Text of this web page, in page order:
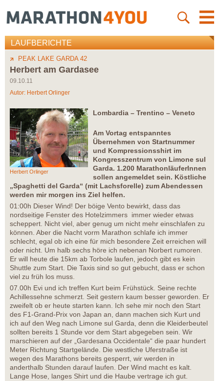
LAUFBERICHTE
PEAK LAKE GARDA 42
Herbert am Gardasee
09.10.11
Autor: Herbert Orlinger
Herbert Orlinger
Lombardia – Trentino – Veneto
Am Vortag entspanntes
Übernehmen von Startnummer
und Kompressionsshirt im
Kongresszentrum von Limone sul
Garda. 1.200 MarathonläuferInnen
sollen angemeldet sein. Köstliche
„Spaghetti del Garda“ (mit Lachsforelle) zum Abendessen
werden mir morgen ins Ziel helfen.
01:00h Dieser Wind! Der böige Vento bewirkt, dass das
nordseitige Fenster des Hotelzimmers immer wieder etwas
scheppert. Nicht viel, aber genug um nicht mehr einschlafen zu
können. Aber die Nacht vorm Marathon schlafe ich immer
schlecht, egal ob ich eine für mich besondere Zeit erreichen will
oder nicht. Um halb sechs höre ich nebenan Norbert rumoren.
Er will heute die 15km ab Torbole laufen, jedoch gibt es kein
Shuttle zum Start. Die Taxis sind so gut gebucht, dass er schon
viel zu früh los muss.
07.00h Evi und ich treffen Kurt beim Frühstück. Seine rechte
Achillessehne schmerzt. Seit gestern kaum besser geworden. Er
zweifelt ob er heute starten kann. Ich sehe mir noch den Start
des F1-Grand-Prix von Japan an, dann machen sich Kurt und
ich auf den Weg nach Limone sul Garda, denn die Kleiderbeutel
sollten bereits 1 Stunde vor dem Start abgegeben sein. Wir
marschieren auf der „Gardesana Occidentale“ die paar hundert
Meter Richtung Startgelände. Die westliche Uferstraße ist
wegen des Marathons bereits gesperrt, wir werden in
anderthalb Stunden darauf laufen. Der Wind macht es kalt.
Lange Hose, langes Shirt und die Haube vertrage ich gut.